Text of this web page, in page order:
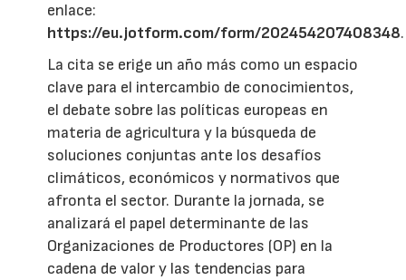
enlace:
https://eu.jotform.com/form/202454207408348.
La cita se erige un año más como un espacio
clave para el intercambio de conocimientos,
el debate sobre las políticas europeas en
materia de agricultura y la búsqueda de
soluciones conjuntas ante los desafíos
climáticos, económicos y normativos que
afronta el sector. Durante la jornada, se
analizará el papel determinante de las
Organizaciones de Productores (OP) en la
cadena de valor y las tendencias para